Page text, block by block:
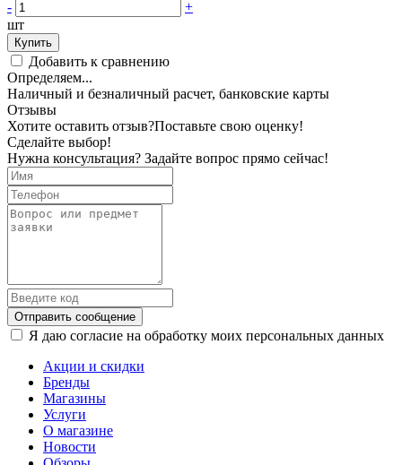
-
+
шт
Купить
Добавить к сравнению
Определяем...
Наличный и безналичный расчет, банковские карты
Отзывы
Хотите оставить отзыв?Поставьте свою оценку!
Сделайте выбор!
Нужна консультация? Задайте вопрос прямо сейчас!
Отправить сообщение
Я даю согласие на обработку моих персональных данных
Акции и скидки
Бренды
Магазины
Услуги
О магазине
Новости